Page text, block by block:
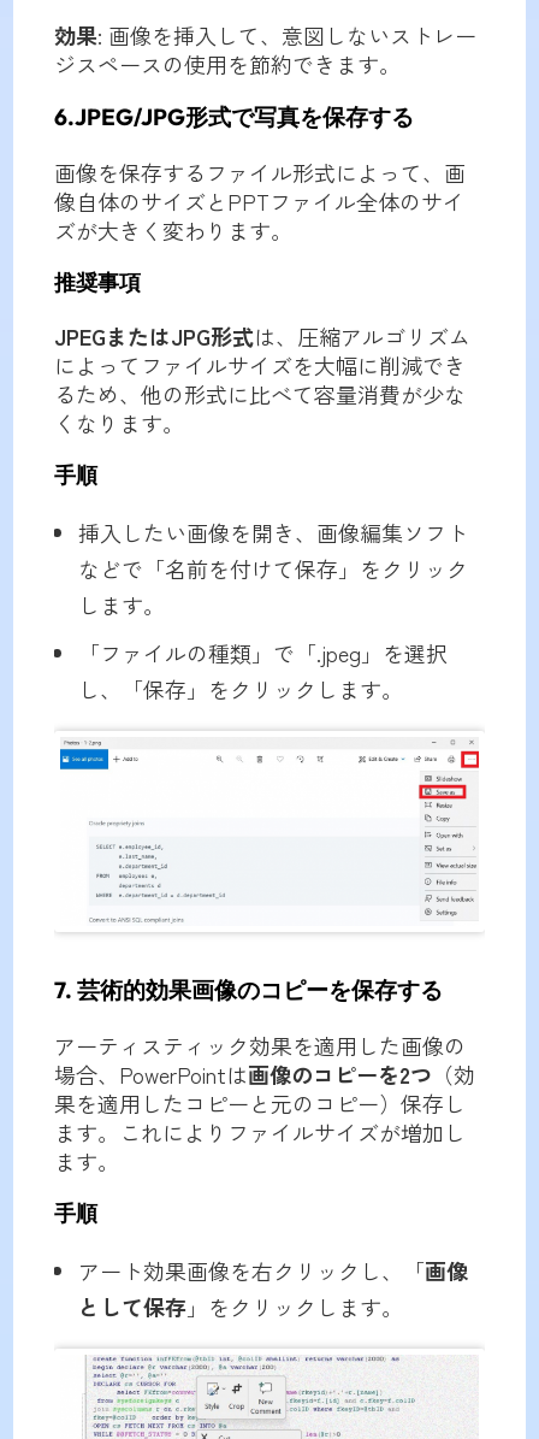
効果: 画像を挿入して、意図しないストレー
ジスペースの使用を節約できます。
6.JPEG/JPG形式で写真を保存する
画像を保存するファイル形式によって、画
像自体のサイズとPPTファイル全体のサイ
ズが大きく変わります。
推奨事項
JPEGまたはJPG形式は、圧縮アルゴリズム
によってファイルサイズを大幅に削減でき
るため、他の形式に比べて容量消費が少な
くなります。
手順
挿入したい画像を開き、画像編集ソフト
などで「名前を付けて保存」をクリック
します。
「ファイルの種類」で「.jpeg」を選択
し、「保存」をクリックします。
7. 芸術的効果画像のコピーを保存する
アーティスティック効果を適用した画像の
場合、PowerPointは画像のコピーを2つ （効
果を適用したコピーと元のコピー）保存し
ます。これによりファイルサイズが増加し
ます。
手順
アート効果画像を右クリックし、「画像
として保存」をクリックします。